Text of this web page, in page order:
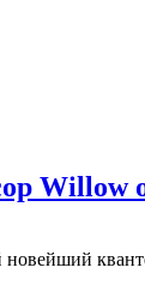
Willow
новейший